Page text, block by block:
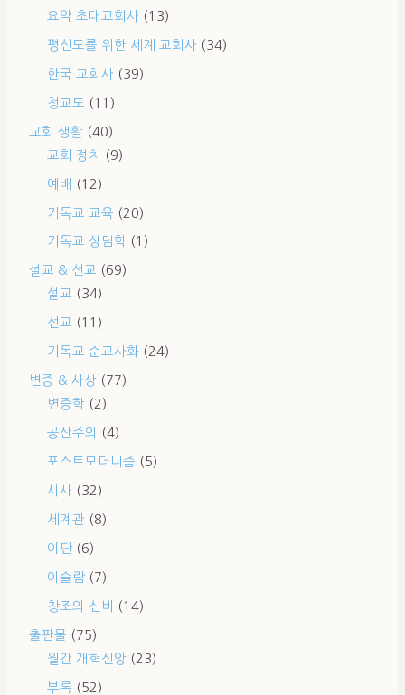
요약 초대교회사 (13)
평신도를 위한 세계 교회사 (34)
한국 교회사 (39)
청교도 (11)
교회 생활 (40)
교회 정치
(9)
예배 (12)
기독교 교육 (20)
기독교 상담학 (1)
설교 & 선교 (69)
설교 (34)
선교 (11)
기독교 순교사화 (24)
변증 & 사상 (77)
변증학 (2)
공산주의 (4)
포스트모더니즘 (5)
시사 (32)
세계관 (8)
이단 (6)
이슬람 (7)
창조의 신비 (14)
출판물 (75)
월간 개혁신앙 (23)
부록 (52)